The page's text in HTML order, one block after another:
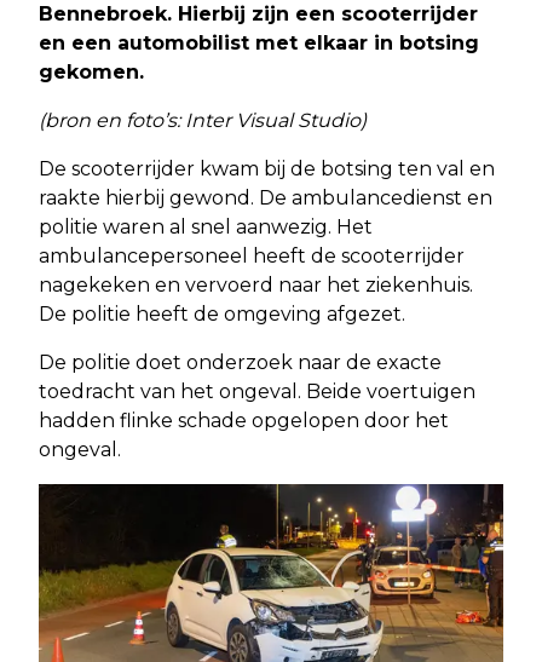
Bennebroek. Hierbij zijn een scooterrijder
en een automobilist met elkaar in botsing
gekomen.
(bron en foto’s: Inter Visual Studio)
De scooterrijder kwam bij de botsing ten val en
raakte hierbij gewond. De ambulancedienst en
politie waren al snel aanwezig. Het
ambulancepersoneel heeft de scooterrijder
nagekeken en vervoerd naar het ziekenhuis.
De politie heeft de omgeving afgezet.
De politie doet onderzoek naar de exacte
toedracht van het ongeval. Beide voertuigen
hadden flinke schade opgelopen door het
ongeval.